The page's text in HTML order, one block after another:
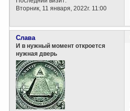
Вторник, 11 января, 2022г. 11:00
Слава
И в нужный момент откроется
нужная дверь